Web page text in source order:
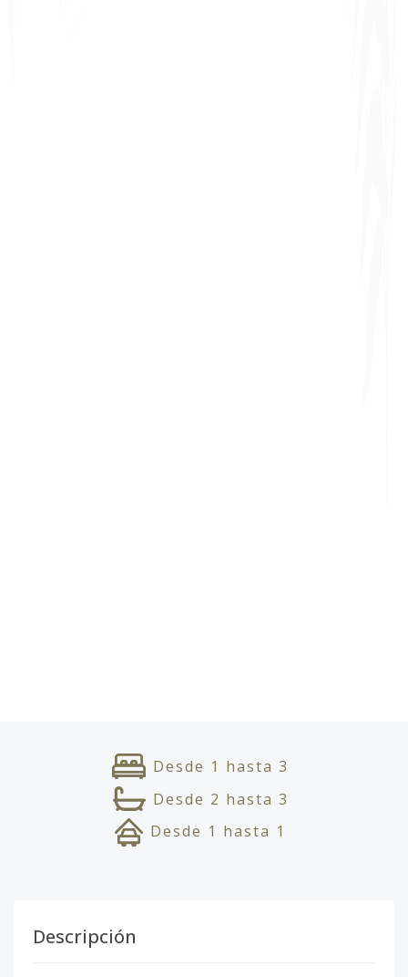
Desde 1 hasta 3
Desde 2 hasta 3
Desde 1 hasta 1
Descripción